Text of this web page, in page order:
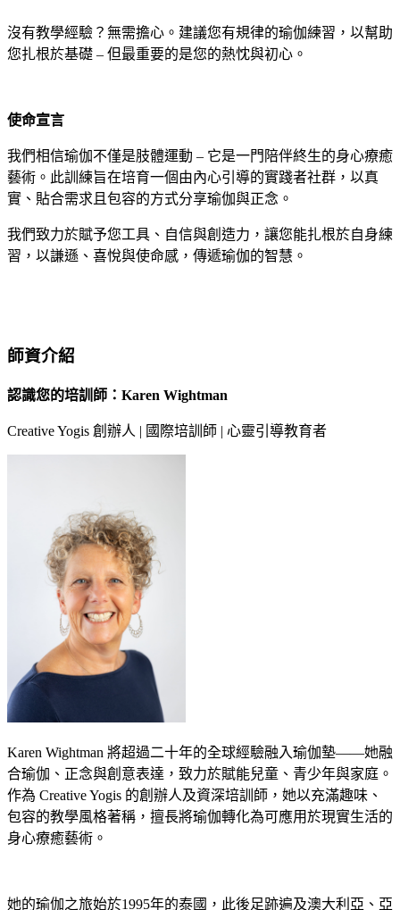
沒有教學經驗？無需擔心。建議您有規律的瑜伽練習，以幫助
您扎根於基礎 – 但最重要的是您的熱忱與初心。
使命宣言
我們相信瑜伽不僅是肢體運動 – 它是一門陪伴終生的身心療癒
藝術。此訓練旨在培育一個由內心引導的實踐者社群，以真
實、貼合需求且包容的方式分享瑜伽與正念。
我們致力於賦予您工具、自信與創造力，讓您能扎根於自身練
習，以謙遜、喜悅與使命感，傳遞瑜伽的智慧。
師資介紹
認識您的培訓師：Karen Wightman
Creative Yogis 創辦人 | 國際培訓師 | 心靈引導教育者
Karen Wightman 將超過二十年的全球經驗融入瑜伽墊——她融
合瑜伽、正念與創意表達，致力於賦能兒童、青少年與家庭。
作為 Creative Yogis 的創辦人及資深培訓師，她以充滿趣味、
包容的教學風格著稱，擅長將瑜伽轉化為可應用於現實生活的
身心療癒藝術。
她的瑜伽之旅始於1995年的泰國，此後足跡遍及澳大利亞、亞